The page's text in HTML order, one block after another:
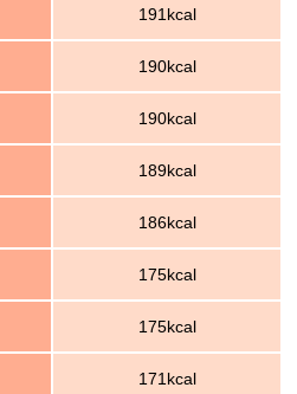
191kcal
190kcal
190kcal
189kcal
186kcal
175kcal
175kcal
171kcal